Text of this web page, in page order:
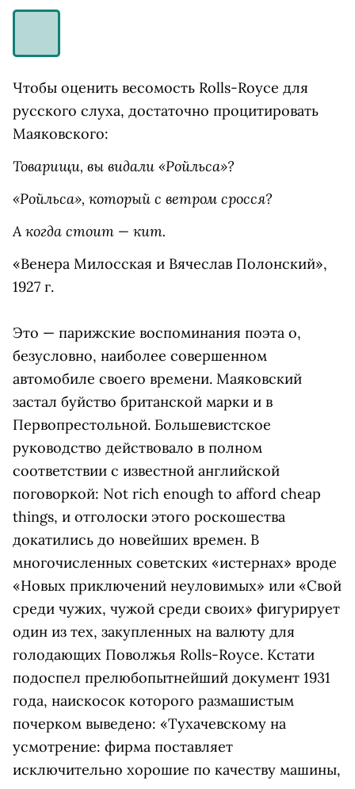
Чтобы оценить весомость Rolls-Royce для
русского слуха, достаточно процитировать
Маяковского:
Товарищи, вы видали «Ройльса»?
«Ройльса», который с ветром сросся?
А когда стоит — кит.
«Венера Милосская и Вячеслав Полонский»,
1927 г.
Это — парижские воспоминания поэта о,
безусловно, наиболее совершенном
автомобиле своего времени. Маяковский
застал буйство британской марки и в
Первопрестольной. Большевистское
руководство действовало в полном
соответствии с известной английской
поговоркой: Not rich enough to afford cheap
things, и отголоски этого роскошества
докатились до новейших времен. В
многочисленных советских «истернах» вроде
«Новых приключений неуловимых» или «Свой
среди чужих, чужой среди своих» фигурирует
один из тех, закупленных на валюту для
голодающих Поволжья Rolls-Royce. Кстати
подоспел прелюбопытнейший документ 1931
года, наискосок которого размашистым
почерком выведено: «Тухачевскому на
усмотрение: фирма поставляет
исключительно хорошие по качеству машины,